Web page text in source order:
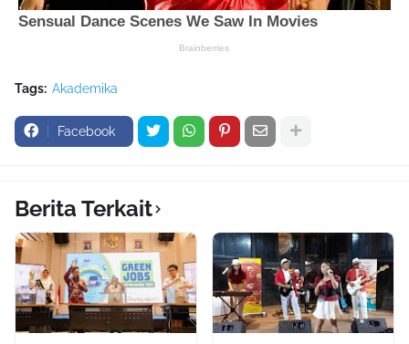
Tags: Akademika
Facebook
Berita Terkait